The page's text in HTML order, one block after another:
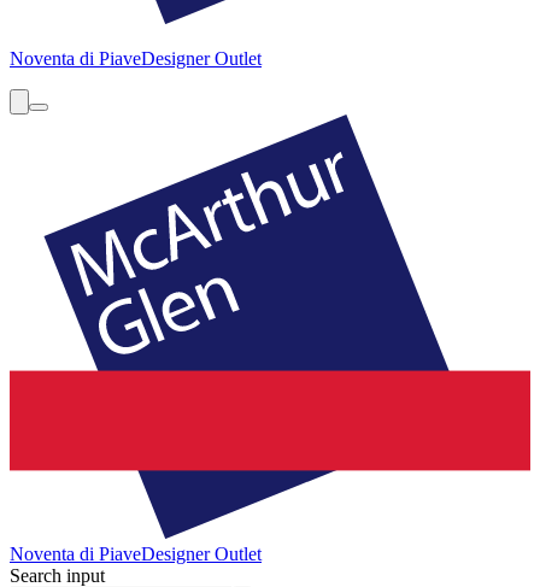
Noventa di PiaveDesigner Outlet
Noventa di PiaveDesigner Outlet
Search input